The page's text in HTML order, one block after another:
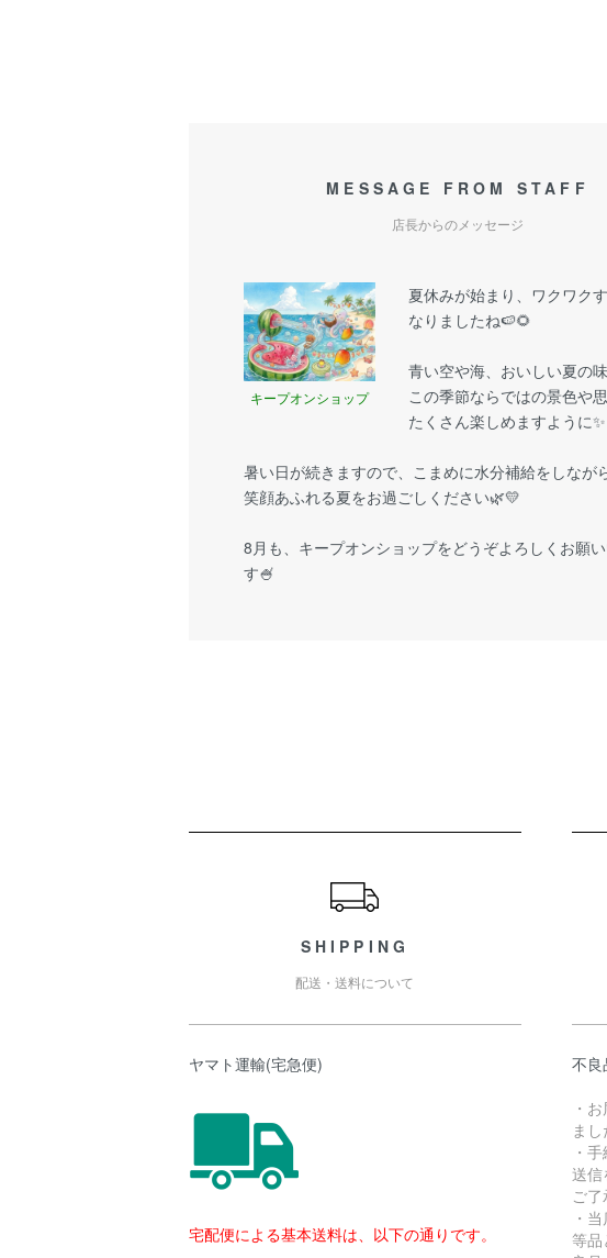
MESSAGE FROM STAFF
店長からのメッセージ
キープオンショップ
夏休みが始まり、ワクワク
なりましたね🍉🌻
青い空や海、おいしい夏の味
この季節ならではの景色や思
たくさん楽しめますように✨
暑い日が続きますので、こまめに水分補給をしながら
笑顔あふれる夏をお過ごしください🌿💛
8月も、キープオンショップをどうぞよろしくお願
す🍧
SHIPPING
配送・送料について
ヤマト運輸(宅急便)
宅配便による基本送料は、以下の通りです。
不良
・
ま
・
送信
ご了
・
等